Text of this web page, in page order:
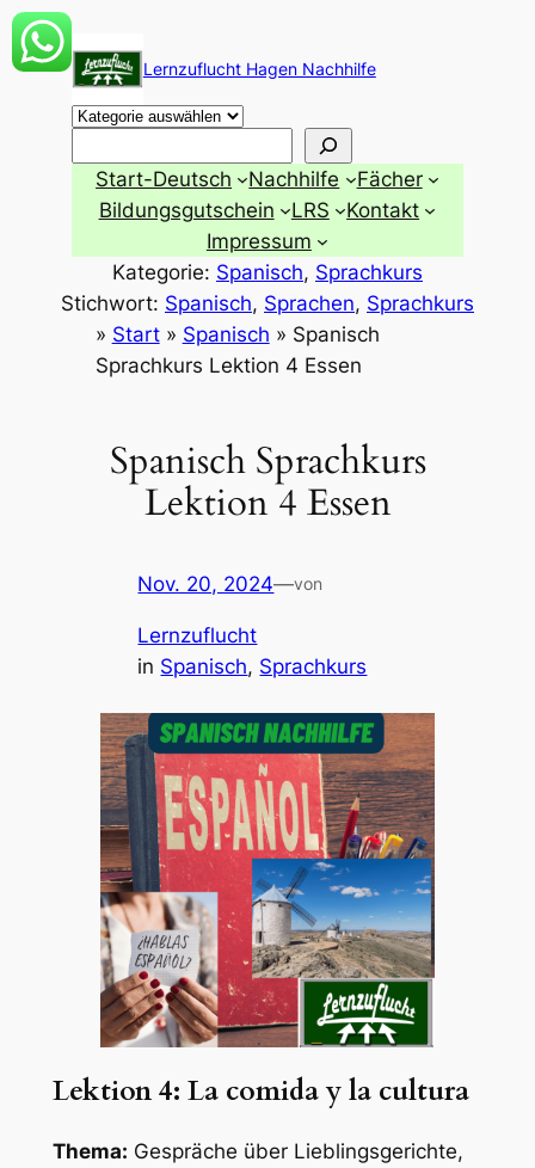
Zum
Inhalt
springen
Lernzuflucht Hagen Nachhilfe
Start-Deutsch Nachhilfe
Fächer
Bildungsgutschein
LRS
Kontakt
Impressum
Kategorie: Spanisch, Sprachkurs
Stichwort: Spanisch, Sprachen, Sprachkurs
» Start» Spanisch » Spanisch
Sprachkurs Lektion 4 Essen
Spanisch Sprachkurs
Lektion 4 Essen
Nov. 20, 2024—von
Lernzuflucht
in Spanisch, Sprachkurs
Lektion 4: La comida y la cultura
Thema: Gespräche über Lieblingsgerichte,